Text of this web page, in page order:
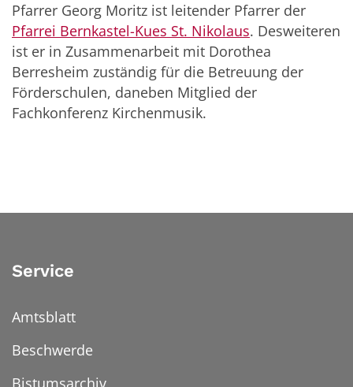
Pfarrer Georg Moritz ist leitender Pfarrer der
Pfarrei Bernkastel-Kues St. Nikolaus. Desweiteren
ist er in Zusammenarbeit mit Dorothea
Berresheim zuständig für die Betreuung der
Förderschulen, daneben Mitglied der
Fachkonferenz Kirchenmusik.
Service
Amtsblatt
Beschwerde
Bistumsarchiv